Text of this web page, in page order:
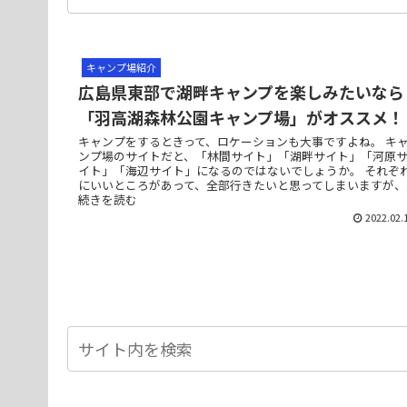
キャンプ場紹介
広島県東部で湖畔キャンプを楽しみたいなら
「羽高湖森林公園キャンプ場」がオススメ！
キャンプをするときって、ロケーションも大事ですよね。 キャ
ンプ場のサイトだと、「林間サイト」「湖畔サイト」「河原サ
イト」「海辺サイト」になるのではないでしょうか。 それぞ
にいいところがあって、全部行きたいと思ってしまいますが、
続きを読む